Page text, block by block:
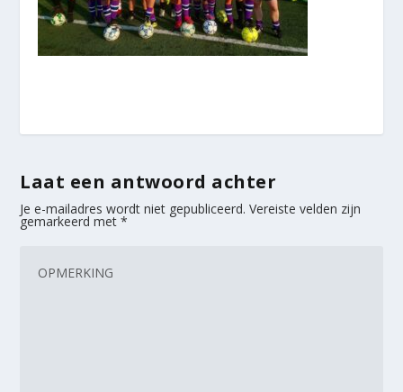
Laat een antwoord achter
Je e-mailadres wordt niet gepubliceerd. Vereiste velden zijn
gemarkeerd met*